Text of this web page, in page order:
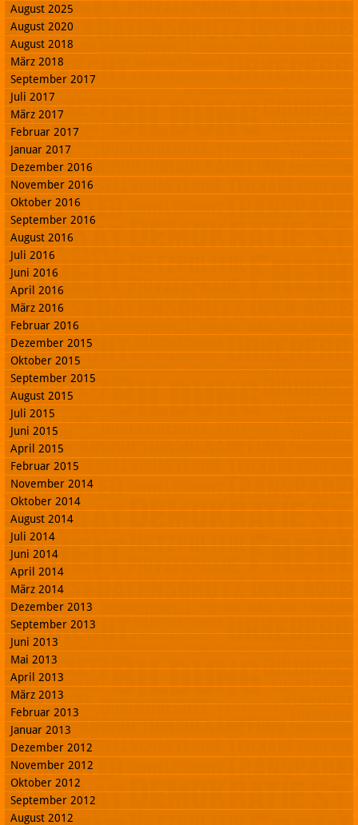
August 2025
August 2020
August 2018
März 2018
September 2017
Juli 2017
März 2017
Februar 2017
Januar 2017
Dezember 2016
November 2016
Oktober 2016
September 2016
August 2016
Juli 2016
Juni 2016
April 2016
März 2016
Februar 2016
Dezember 2015
Oktober 2015
September 2015
August 2015
Juli 2015
Juni 2015
April 2015
Februar 2015
November 2014
Oktober 2014
August 2014
Juli 2014
Juni 2014
April 2014
März 2014
Dezember 2013
September 2013
Juni 2013
Mai 2013
April 2013
März 2013
Februar 2013
Januar 2013
Dezember 2012
November 2012
Oktober 2012
September 2012
August 2012